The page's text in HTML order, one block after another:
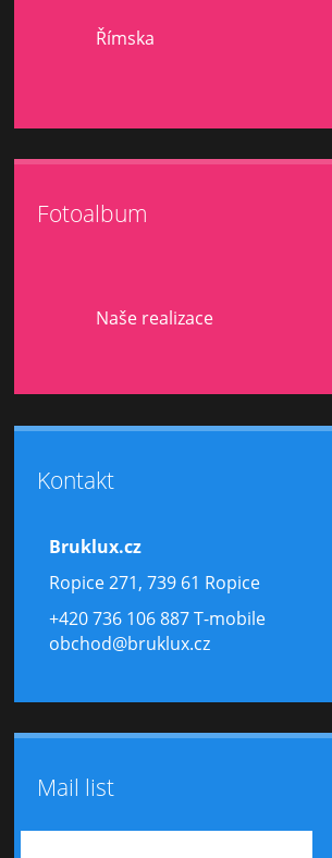
Římska
Fotoalbum
Naše realizace
Kontakt
Bruklux.cz
Ropice 271, 739 61 Ropice
+420 736 106 887 T-mobile
obchod@bruklux.cz
Mail list